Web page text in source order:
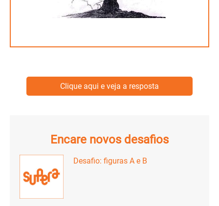
Clique aqui e veja a resposta
Encare novos desafios
Desafio: figuras A e B